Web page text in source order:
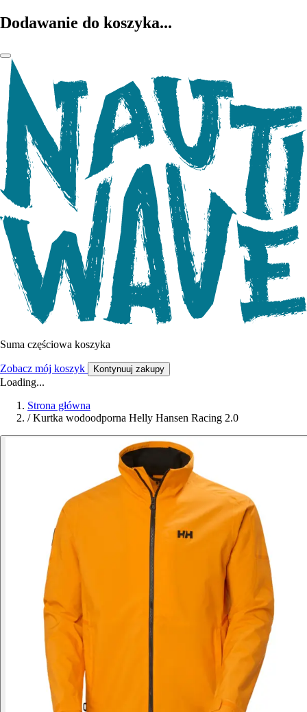
Dodawanie do koszyka...
Suma częściowa koszyka
Zobacz mój koszyk Kontynuuj zakupy
Loading...
Strona główna
/ Kurtka wodoodporna Helly Hansen Racing 2.0